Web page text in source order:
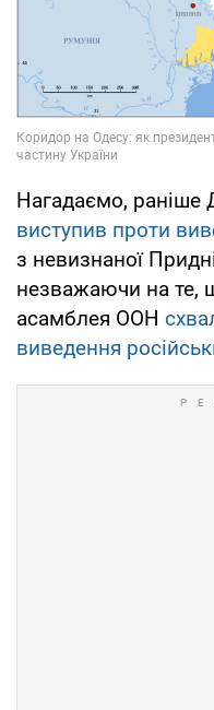
Нагадаємо, раніше
виступив проти
з невизнаної
незважаючи на те,
асамблея ООН
виведення